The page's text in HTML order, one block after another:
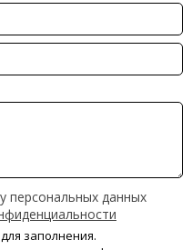
персональных данных
заполнения.